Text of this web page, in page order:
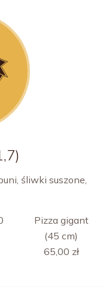
śliwki suszone,
Pizza gigant
(45 cm)
65,00 zł